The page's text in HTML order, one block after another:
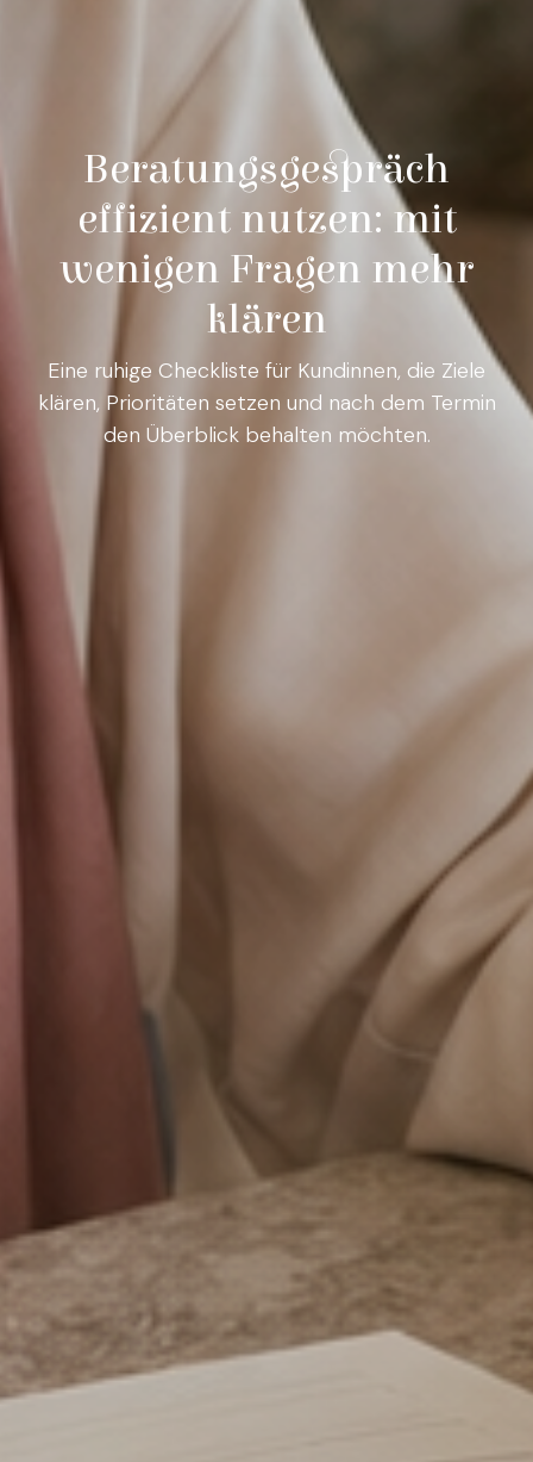
Beratungsgespräch
effizient nutzen: mit
wenigen Fragen mehr
klären
Eine ruhige Checkliste für Kundinnen, die Ziele
klären, Prioritäten setzen und nach dem Termin
den Überblick behalten möchten.